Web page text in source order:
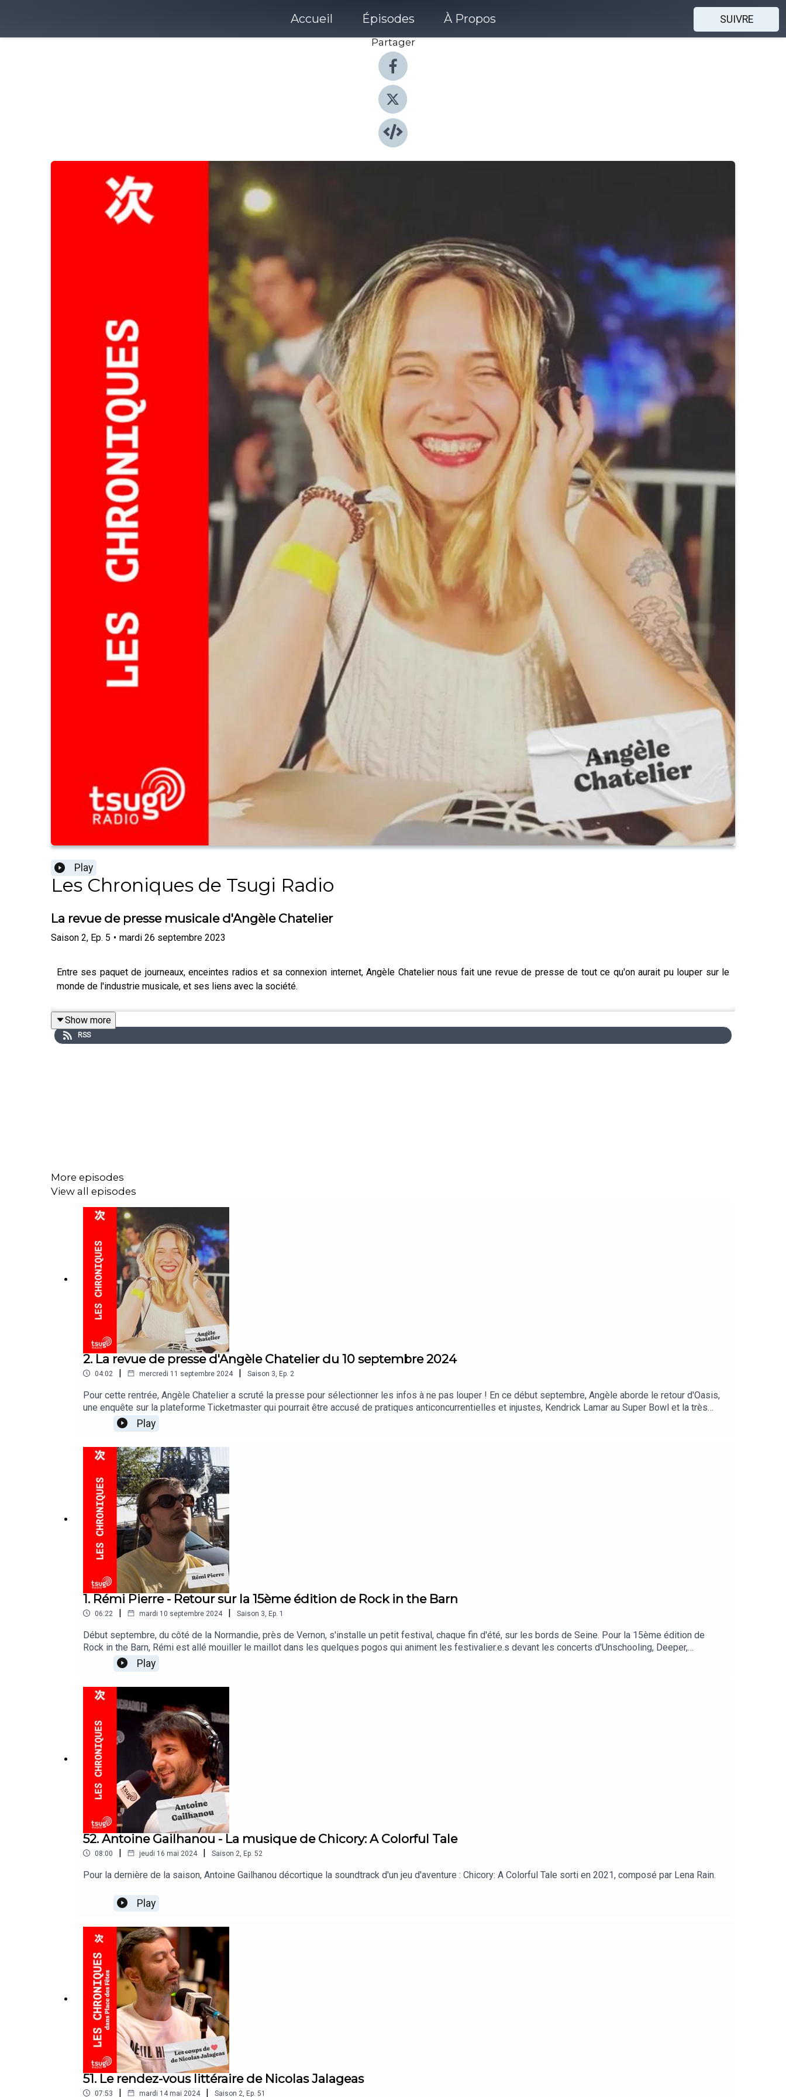
Accueil Épisodes À Propos
SUIVRE
Partager
Play
Les Chroniques de Tsugi Radio
La revue de presse musicale d'Angèle Chatelier
Saison 2, Ep. 5 • mardi 26 septembre 2023
Entre ses paquet de journeaux, enceintes radios et sa connexion internet, Angèle Chatelier nous fait une revue de presse de tout ce qu'on aurait pu louper sur le
monde de l'industrie musicale, et ses liens avec la société.
Show more
RSS
More episodes
View all episodes
2. La revue de presse d'Angèle Chatelier du 10 septembre 2024
04:02 | mercredi 11 septembre 2024 | Saison 3 Ep. 2
Pour cette rentrée, Angèle Chatelier a scruté la presse pour sélectionner les infos à ne pas louper ! En ce début septembre, Angèle aborde le retour d'Oasis,
une enquête sur la plateforme Ticketmaster qui pourrait être accusé de pratiques anticoncurrentielles et injustes, Kendrick Lamar au Super Bowl et la très
attendue série documentaire Arte sur la vie du regretté DJ Mehdi.
Play
1. Rémi Pierre - Retour sur la 15ème édition de Rock in the Barn
06:22 | mardi 10 septembre 2024 | Saison 3 Ep. 1
Début septembre, du côté de la Normandie, près de Vernon, s'installe un petit festival, chaque fin d'été, sur les bords de Seine. Pour la 15ème édition de
Rock in the Barn, Rémi est allé mouiller le maillot dans les quelques pogos qui animent les festivalier.e.s devant les concerts d'Unschooling, Deeper,
Deadletter, Ultranöuk, Ditter et VLURE.
Play
52. Antoine Gailhanou - La musique de Chicory: A Colorful Tale
08:00 | jeudi 16 mai 2024 | Saison 2 Ep. 52
Pour la dernière de la saison, Antoine Gailhanou décortique la soundtrack d'un jeu d'aventure : Chicory: A Colorful Tale sorti en 2021, composé par Lena Rain.
Play
51. Le rendez-vous littéraire de Nicolas Jalageas
07:53 | mardi 14 mai 2024 | Saison 2, Ep. 51